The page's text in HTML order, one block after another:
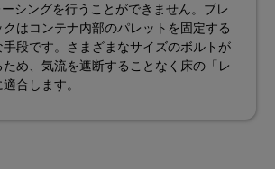
シングを行うことができません。ブレ
はコンテナ内部のパレットを固定する
段です。さまざまなサイズのボルトが
め、気流を遮断することなく床の「レ
合します。